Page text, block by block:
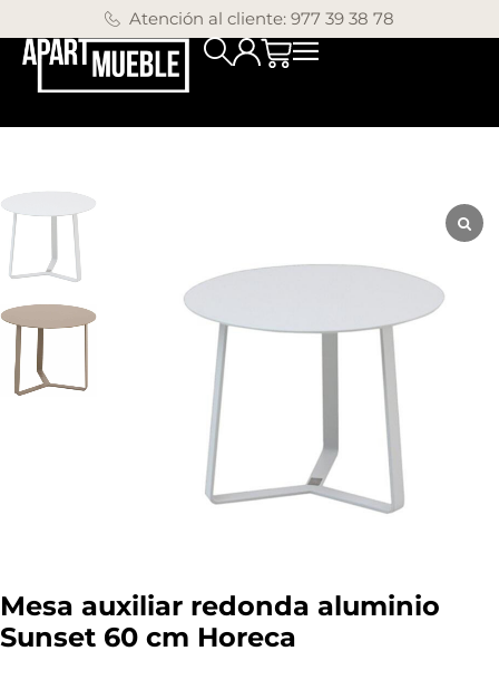
Atención al cliente: 977 39 38 78
Mesa auxiliar redonda aluminio
Sunset 60 cm Horeca